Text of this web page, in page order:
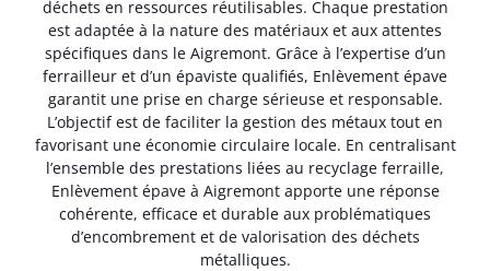
déchets en ressources réutilisables. Chaque prestation
est adaptée à la nature des matériaux et aux attentes
spécifiques dans le Aigremont. Grâce à l’expertise d’un
ferrailleur et d’un épaviste qualifiés, Enlèvement épave
garantit une prise en charge sérieuse et responsable.
L’objectif est de faciliter la gestion des métaux tout en
favorisant une économie circulaire locale. En centralisant
l’ensemble des prestations liées au recyclage ferraille,
Enlèvement épave à Aigremont apporte une réponse
cohérente, efficace et durable aux problématiques
d’encombrement et de valorisation des déchets
métalliques.